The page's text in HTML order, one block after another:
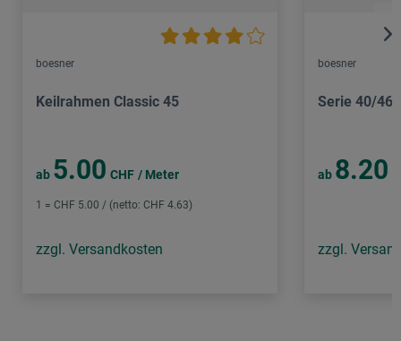
boesner
Keilrahmen Classic 45
ab 5.00 CHF / Meter
1 = CHF 5.00 / (netto: CHF 4.63)
zzgl. Versandkosten
boesner
Serie 40/
ab 8.20
zzgl.